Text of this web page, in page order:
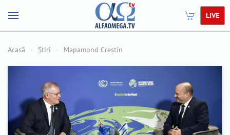
LIVE
Acasă Știri Mapamond Creștin